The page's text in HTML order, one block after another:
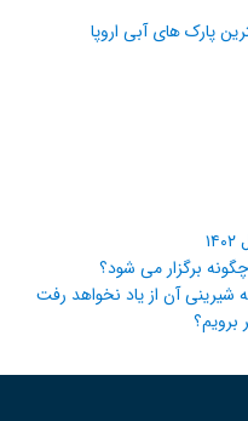
پارک های آبی اروپا
برگزار می شود؟
شیرینی آن از یاد نخواهد رفت
برویم؟